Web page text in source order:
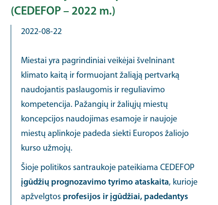
(CEDEFOP – 2022 m.)
2022-08-22
Miestai yra pagrindiniai veikėjai švelninant
klimato kaitą ir formuojant žaliąją pertvarką
naudojantis paslaugomis ir reguliavimo
kompetencija. Pažangių ir žaliųjų miestų
koncepcijos naudojimas esamoje ir naujoje
miestų aplinkoje padeda siekti Europos žaliojo
kurso užmojų.
Šioje politikos santraukoje pateikiama CEDEFOP
įgūdžių prognozavimo tyrimo ataskaita, kurioje
apžvelgtos profesijos ir įgūdžiai, padedantys